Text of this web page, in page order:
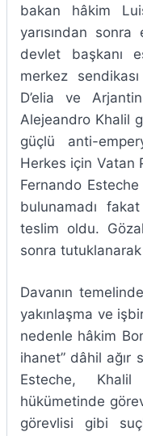
bakan hâkim
yarısından sonra
devlet başkanı
merkez
D’elia ve
Alejeandro Khalil
güçlü anti-
Herkes için Vatan
Fernando
bulunamadı
teslim oldu.
sonra
Davanın
yakınlaşma ve
nedenle hâkim
ihanet” dâhil ağır
Esteche,
hükümetinde
görevlisi gibi